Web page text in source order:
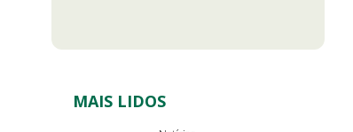
MAIS LIDOS